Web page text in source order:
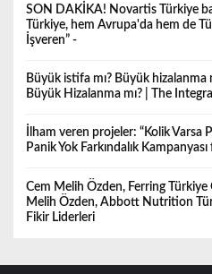
SON DAKİKA! Novartis Türkiye
Türkiye, hem Avrupa'da hem de
İşveren” -
Büyük istifa mı? Büyük hizalanma
Büyük Hizalanma mı? | The
İlham veren projeler: “Kolik Varsa
Panik Yok Farkındalık
Cem Melih Özden, Ferring
Melih Özden, Abbott Nutrition
Fikir Liderleri